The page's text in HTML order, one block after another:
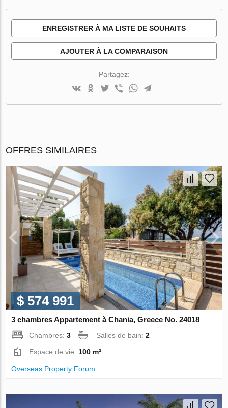
ENREGISTRER À MA LISTE DE SOUHAITS
AJOUTER À LA COMPARAISON
Partagez:
OFFRES SIMILAIRES
$ 574 991
3 chambres Appartement à Chania, Greece No. 24018
Chambres:3 Salles de bain:2
Espace de vie:100 m²
Overseas Property Forum